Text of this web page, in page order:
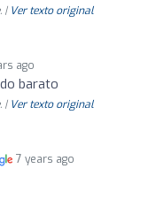
| Ver texto original
ago
barato
| Ver texto original
7 years ago